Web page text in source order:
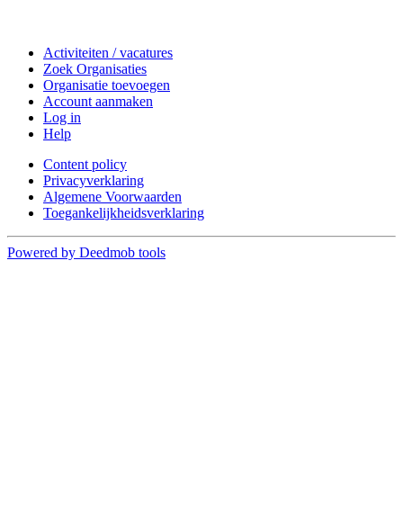
Activiteiten / vacatures
Zoek Organisaties
Organisatie toevoegen
Account aanmaken
Log in
Help
Content policy
Privacyverklaring
Algemene Voorwaarden
Toegankelijkheidsverklaring
Powered by Deedmob tools